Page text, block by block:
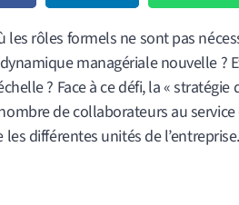
les rôles formels ne sont pas
managériale nouvelle ?
? Face à ce défi, la «
de collaborateurs au
différentes unités de